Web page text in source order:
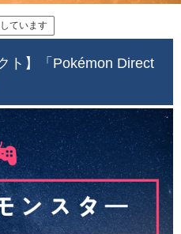
ています
ト】「Pokémon Direct